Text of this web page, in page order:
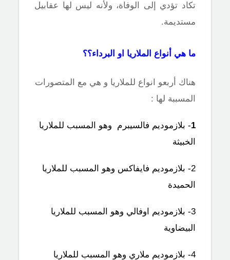
تكاد تؤدي إلى الوفاة، ولأنه ليس لها عقابيل
مستديمة.
ما هي أنواع الملاريا او البرداء؟؟
هناك أربعو انواع للملاريا و هي مع المتصورات
المسببة لها :
1- بلازموديم فالسيبرم وهو المسبب للملاريا
الخبيثة
2- بلازموديم فايفاكس وهو المسبب للملاريا
الحميدة
3- بلازموديم اوفالي وهو المسبب للملاريا
البيضاوية
4- بلازموديم ملاري وهو المسبب للملاريا